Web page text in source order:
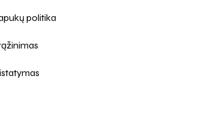
politika